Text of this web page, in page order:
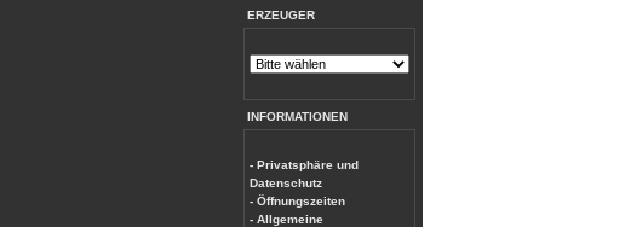
ERZEUGER
INFORMATIONEN
- Privatsphäre und
Datenschutz
- Öffnungszeiten
- Allgemeine